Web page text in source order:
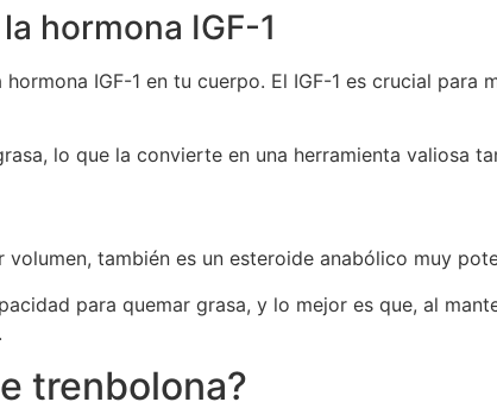
hormona IGF-1
IGF-1 en tu cuerpo. El IGF-1 es crucial
lo que la convierte en una herramienta valiosa
también es un esteroide anabólico muy
para quemar grasa, y lo mejor es que, al
trenbolona?